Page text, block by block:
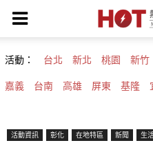
活動： 台北 新北 桃園 新竹
嘉義 台南 高雄 屏東 基隆
活動資訊 彰化 在地特區 新聞 生